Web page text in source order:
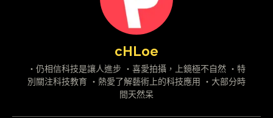
cHLoe
・仍相信科技是讓人進步 ・喜愛拍攝，上鏡極不自然 ・特
別關注科技教育 ・熱愛了解藝術上的科技應用 ・大部分時
間天然呆